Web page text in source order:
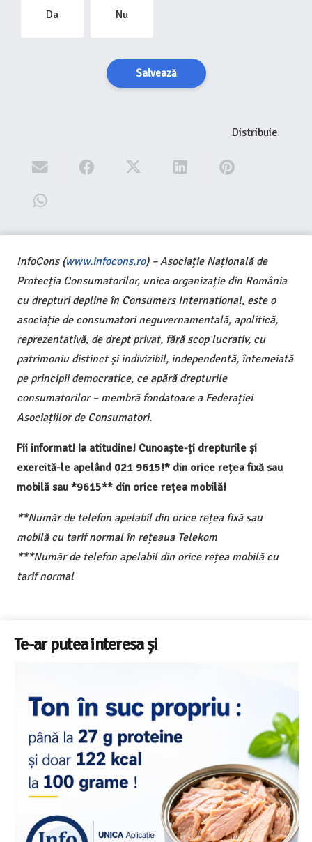
Da Nu
Salvează
Distribuie
InfoCons (www.infocons.ro) – Asociație Națională de
Protecția Consumatorilor, unica organizație din România
cu drepturi depline în Consumers International, este o
asociație de consumatori neguvernamentală, apolitică,
reprezentativă, de drept privat, fără scop lucrativ, cu
patrimoniu distinct și indivizibil, independentă, întemeiată
pe principii democratice, ce apără drepturile
consumatorilor – membră fondatoare a Federației
Asociațiilor de Consumatori.
Fii informat! Ia atitudine! Cunoaște-ți drepturile și
exercită-le apelând 021 9615!* din orice rețea fixă sau
mobilă sau *9615** din orice rețea mobilă!
**Număr de telefon apelabil din orice rețea fixă sau
mobilă cu tarif normal în rețeaua Telekom
***Număr de telefon apelabil din orice rețea mobilă cu
tarif normal
Te-ar putea interesa și